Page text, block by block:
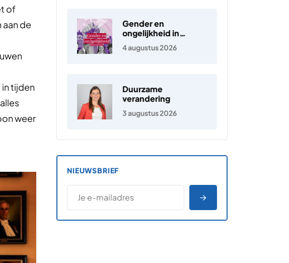
of
aan de
tijden
weer
Gender en
ongelijkheid in
Nederland
4 augustus 2026
Duurzame
verandering
3 augustus 2026
NIEUWSBRIEF
E-MAILADRES
*
AANMELDEN